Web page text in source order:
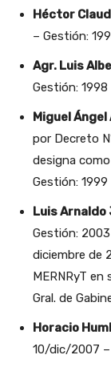
Héctor
– Gestión:
Agr. Luis
Gestión: 1998
Miguel
por Decreto
designa
Gestión:
Luis Arnaldo
Gestión:
diciembre de
MERNRyT
Gral. de
Horacio
10/dic/2007